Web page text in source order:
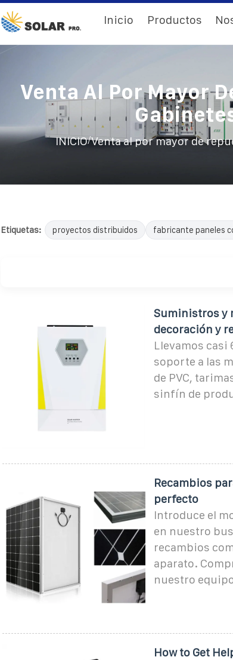
Inicio Productos
Venta Al Por Mayor
INICIO/Venta al por mayor de
Etiquetas: proyectos distribuidos fabricante paneles
Suministros y
decoración y
Llevamos casi
soporte a las
de PVC,
sinfín de
Recambios
perfecto
Introduce el
en nuestro
recambios
aparato.
nuestro
How to Get